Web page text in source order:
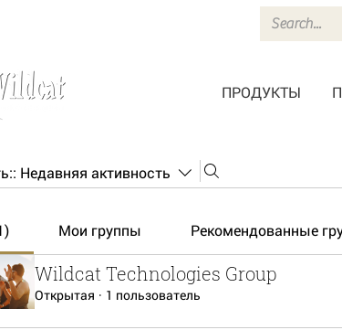
ПРОДУКТЫ
Недавняя активность
Мои группы Рекомендованные
Wildcat Technologies Group
Открытая · 1 пользователь